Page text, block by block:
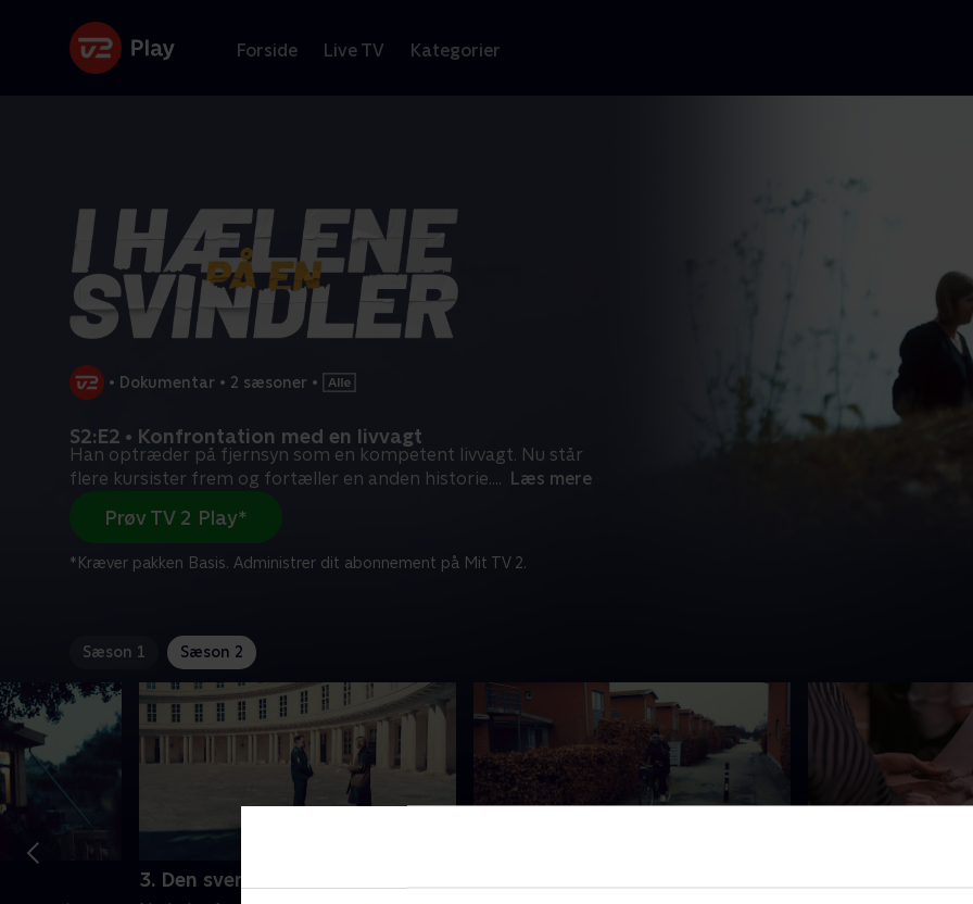
Forside Live TV Kategorier
• Dokumentar • 2 sæsoner •
S2:E2 • Konfrontation med en livvagt
Han optræder på fjernsyn som en kompetent livvagt. Nu står
flere kursister frem og fortæller en anden historie.... Læs mere
Prøv TV 2 Play*
*Kræver pakken Basis. Administrer dit abonnement på Mit TV 2.
Sæson 1 Sæson 2
3. Den svenske millionær